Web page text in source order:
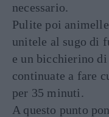
necessario.
Pulite poi
unitele al sugo di
e un bicchierino
continuate a fare
per 35 minuti.
A questo punto